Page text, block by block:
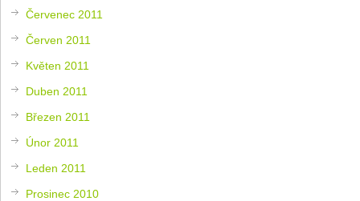
Červenec 2011
Červen 2011
Květen 2011
Duben 2011
Březen 2011
Únor 2011
Leden 2011
Prosinec 2010